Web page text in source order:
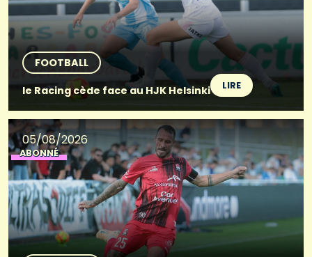
FOOTBALL
le Racing cède face au HJK Helsinki
LIRE
05/08/2026
ABONNÉ